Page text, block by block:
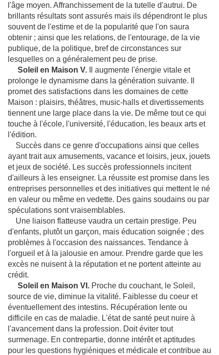
l'âge moyen. Affranchissement de la tutelle d'autrui. De
brillants résultats sont assurés mais ils dépendront le plus
souvent de l'estime et de la popularité que l'on saura
obtenir ; ainsi que les relations, de l'entourage, de la vie
publique, de la politique, bref de circonstances sur
lesquelles on a généralement peu de prise.
Soleil en Maison V. Il augmente l'énergie vitale et
prolonge le dynamisme dans la génération suivante. Il
promet des satisfactions dans les domaines de cette
Maison : plaisirs, théâtres, music-halls et divertissements
tiennent une large place dans la vie. De même tout ce qui
touche à l'école, l'université, l'éducation, les beaux arts et
l'édition.
Succès dans ce genre d'occupations ainsi que celles
ayant trait aux amusements, vacance et loisirs, jeux, jouets
et jeux de société. Les succès professionnels incitent
d'ailleurs à les enseigner. La réussite est promise dans les
entreprises personnelles et des initiatives qui mettent le né
en valeur ou même en vedette. Des gains soudains ou par
spéculations sont vraisemblables.
Une liaison flatteuse vaudra un certain prestige. Peu
d'enfants, plutôt un garçon, mais éducation soignée ; des
problèmes à l'occasion des naissances. Tendance à
l'orgueil et à la jalousie en amour. Prendre garde que les
excès ne nuisent à la réputation et ne portent atteinte au
crédit.
Soleil en Maison VI. Proche du couchant, le Soleil,
source de vie, diminue la vitalité. Faiblesse du coeur et
éventuellement des intestins. Récupération lente ou
difficile en cas de maladie. L'état de santé peut nuire à
l'avancement dans la profession. Doit éviter tout
surmenage. En contrepartie, donne intérêt et aptitudes
pour les questions hygiéniques et médicale et contribue au